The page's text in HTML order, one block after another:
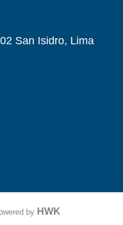
San Isidro, Lima
by HWK